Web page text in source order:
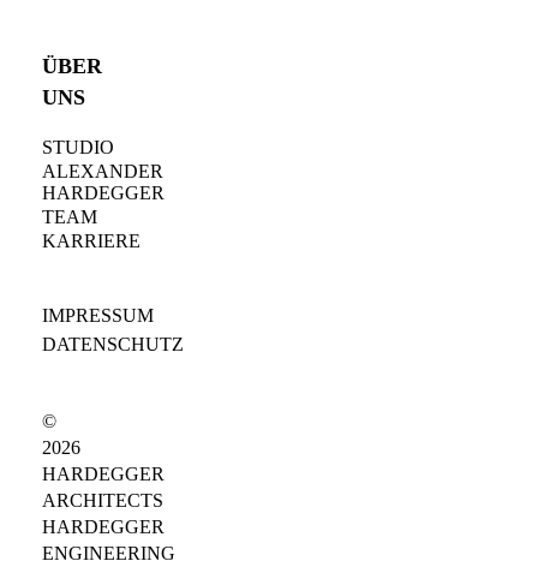
ÜBER
UNS
STUDIO
ALEXANDER
HARDEGGER
TEAM
KARRIERE
©
2026
HARDEGGER
ARCHITECTS
HARDEGGER
ENGINEERING
IMPRESSUM
DATENSCHUTZ